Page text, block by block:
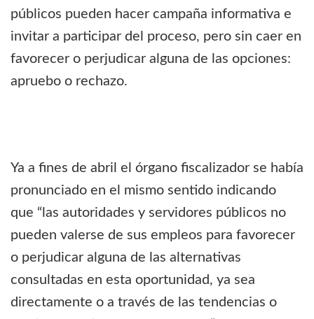
públicos pueden hacer campaña informativa e
invitar a participar del proceso, pero sin caer en
favorecer o perjudicar alguna de las opciones:
apruebo o rechazo.
Ya a fines de abril el órgano fiscalizador se había
pronunciado en el mismo sentido indicando
que “las autoridades y servidores públicos no
pueden valerse de sus empleos para favorecer
o perjudicar alguna de las alternativas
consultadas en esta oportunidad, ya sea
directamente o a través de las tendencias o